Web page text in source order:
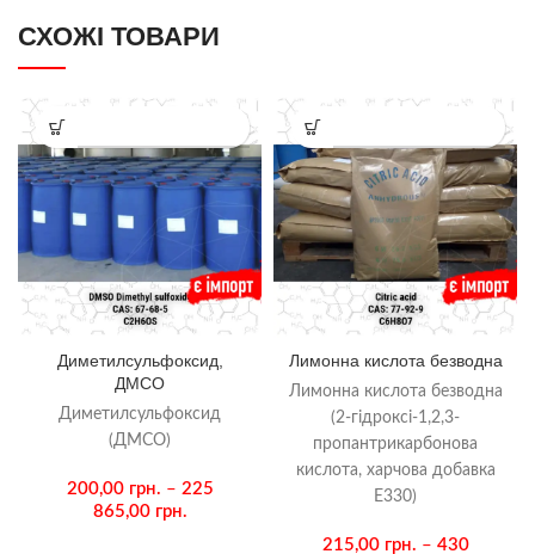
СХОЖІ ТОВАРИ
Диметилсульфоксид,
ДМСО
Диметилсульфоксид
(ДМСО)
200,00 грн. – 225
865,00 грн.
Лимонна кислота безводна
Лимонна кислота безводна
(2-гідроксі-1,2,3-
пропантрикарбонова
кислота, харчова добавка
E330)
215,00 грн. – 430